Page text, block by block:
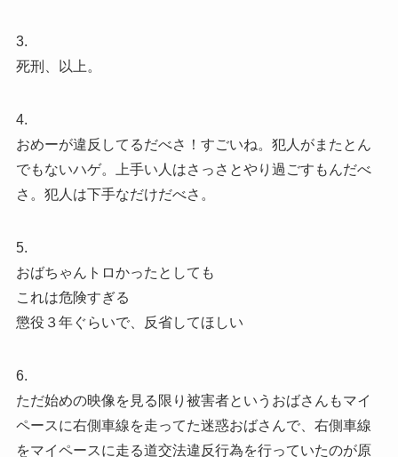
3.
死刑、以上。
4.
おめーが違反してるだべさ！すごいね。犯人がまたとん
でもないハゲ。上手い人はさっさとやり過ごすもんだべ
さ。犯人は下手なだけだべさ。
5.
おばちゃんトロかったとしても
これは危険すぎる
懲役３年ぐらいで、反省してほしい
6.
ただ始めの映像を見る限り被害者というおばさんもマイ
ペースに右側車線を走ってた迷惑おばさんで、右側車線
をマイペースに走る道交法違反行為を行っていたのが原